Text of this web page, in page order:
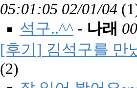
05:01:05 02/01/04 (
석구..^^ - 나래
[후기] 김석구를 만
(2)